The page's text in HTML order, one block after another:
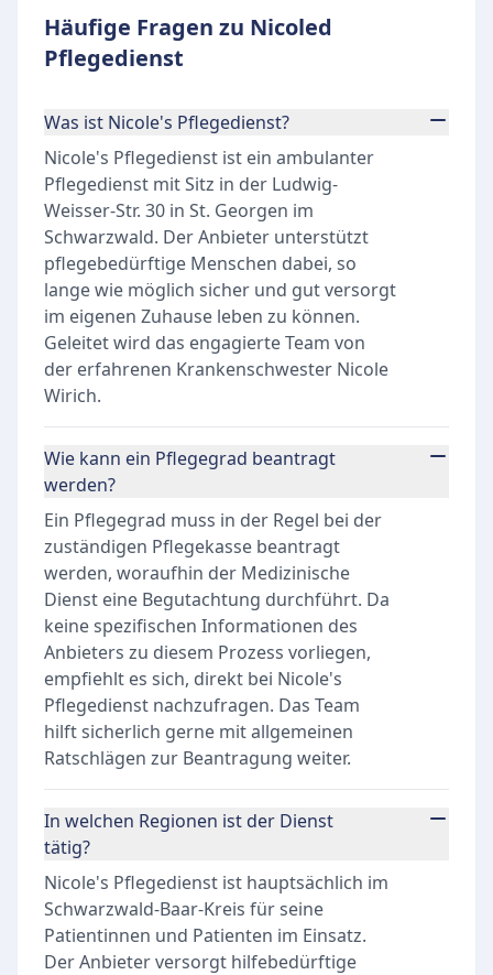
Häufige Fragen zu Nicoled
Pflegedienst
Was ist Nicole's Pflegedienst?
Nicole's Pflegedienst ist ein ambulanter
Pflegedienst mit Sitz in der Ludwig-
Weisser-Str. 30 in St. Georgen im
Schwarzwald. Der Anbieter unterstützt
pflegebedürftige Menschen dabei, so
lange wie möglich sicher und gut versorgt
im eigenen Zuhause leben zu können.
Geleitet wird das engagierte Team von
der erfahrenen Krankenschwester Nicole
Wirich.
Wie kann ein Pflegegrad beantragt
werden?
Ein Pflegegrad muss in der Regel bei der
zuständigen Pflegekasse beantragt
werden, woraufhin der Medizinische
Dienst eine Begutachtung durchführt. Da
keine spezifischen Informationen des
Anbieters zu diesem Prozess vorliegen,
empfiehlt es sich, direkt bei Nicole's
Pflegedienst nachzufragen. Das Team
hilft sicherlich gerne mit allgemeinen
Ratschlägen zur Beantragung weiter.
In welchen Regionen ist der Dienst
tätig?
Nicole's Pflegedienst ist hauptsächlich im
Schwarzwald-Baar-Kreis für seine
Patientinnen und Patienten im Einsatz.
Der Anbieter versorgt hilfebedürftige